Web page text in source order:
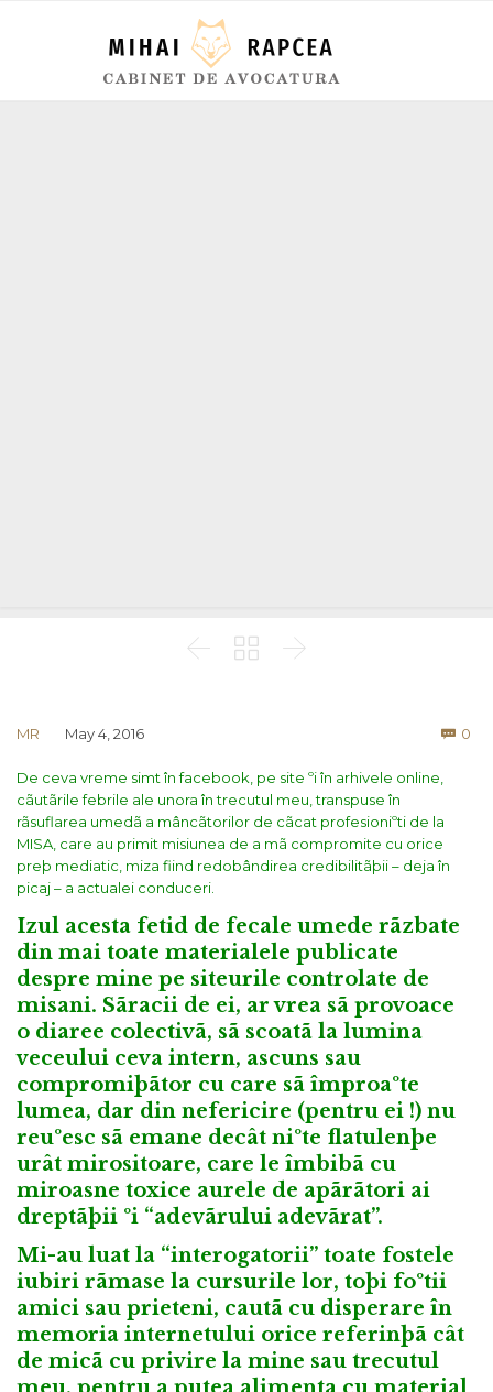
  
MR May 4, 2016  0
De ceva vreme simt în facebook, pe site ºi în arhivele online,
cãutãrile febrile ale unora în trecutul meu, transpuse în
rãsuflarea umedã a mâncãtorilor de cãcat profesioniºti de la
MISA, care au primit misiunea de a mã compromite cu orice
preþ mediatic, miza fiind redobândirea credibilitãþii – deja în
picaj – a actualei conduceri.
Izul acesta fetid de fecale umede rãzbate
din mai toate materialele publicate
despre mine pe siteurile controlate de
misani. Sãracii de ei, ar vrea sã provoace
o diaree colectivã, sã scoatã la lumina
veceului ceva intern, ascuns sau
compromiþãtor cu care sã împroaºte
lumea, dar din nefericire (pentru ei !) nu
reuºesc sã emane decât niºte flatulenþe
urât mirositoare, care le îmbibã cu
miroasne toxice aurele de apãrãtori ai
dreptãþii ºi “adevãrului adevãrat”.
Mi-au luat la “interogatorii” toate fostele
iubiri rãmase la cursurile lor, toþi foºtii
amici sau prieteni, cautã cu disperare în
memoria internetului orice referinþã cât
de micã cu privire la mine sau trecutul